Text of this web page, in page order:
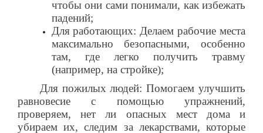
чтобы они сами понимали, как избежать
падений;
Для работающих: Делаем рабочие места
максимально безопасными, особенно
там, где легко получить травму
(например, на стройке);
Для пожилых людей: Помогаем улучшить
равновесие с помощью упражнений,
проверяем, нет ли опасных мест дома и
убираем их, следим за лекарствами, которые